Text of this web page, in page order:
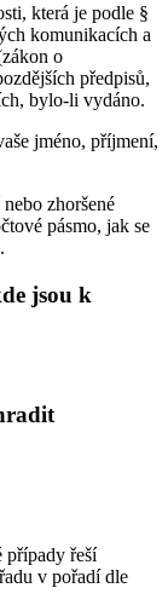
která je podle §
komunikacích a
o
předpisů,
bylo-li vydáno.
jméno, příjmení,
zhoršené
pásmo, jak se
jsou k
případy řeší
v pořadí dle